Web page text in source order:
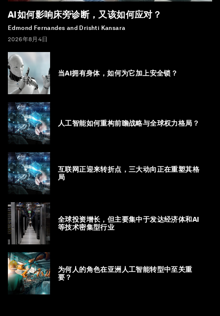
AI如何影响床旁诊断，又该如何应对？
Edmond Fernandes and Drishti Kansara
2026年8月4日
当AI拥有身体，如何为它加上安全锁？
人工智能如何重构前瞻战略与全球权力格局？
互联网正迎来转折点，三大动向正在重塑其格
局
全球投资增长，但主要集中于发达经济体和AI
等技术密集型行业
为何人的角色在亚洲人工智能转型中至关重
要？